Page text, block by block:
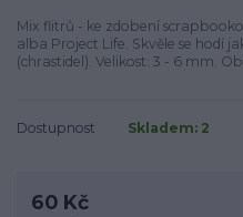
Mix flitrů - ke zdobení
alba Project Life. Skvěle se hodí
(chrastidel). Velikost: 3 - 6 mm.
Dostupnost Skladem: 2
60 Kč